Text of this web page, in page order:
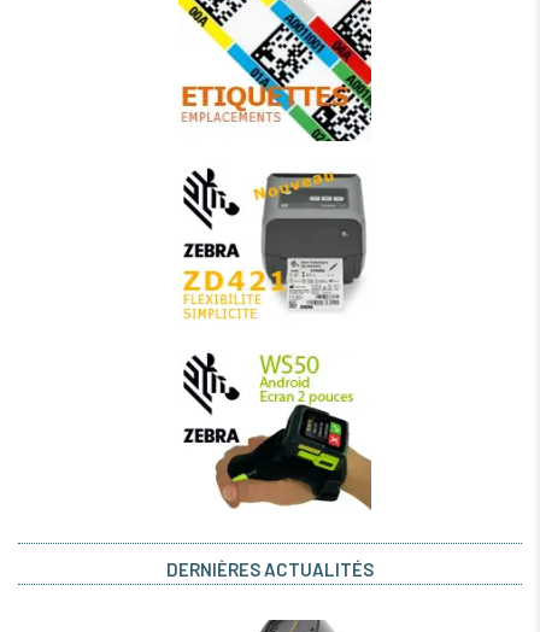
DERNIÈRES ACTUALITÉS